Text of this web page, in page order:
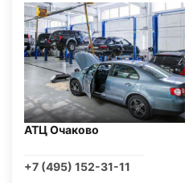
АТЦ Очаково
+7 (495) 152-31-11